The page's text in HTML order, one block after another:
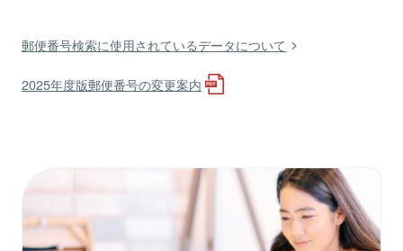
郵便番号検索に使用されているデータについて
2025年度版郵便番号の変更案内